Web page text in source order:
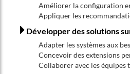
Améliorer la configuration
Appliquer les
Développer des solutions
Adapter les systèmes aux
Concevoir des extensions
Collaborer avec les équipes